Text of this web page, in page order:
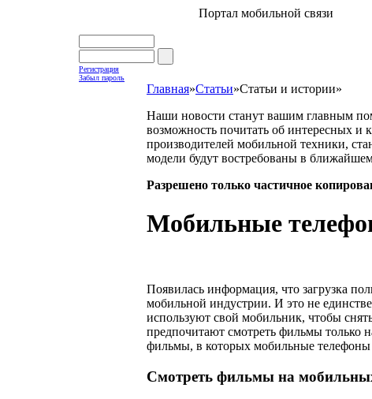
Портал мобильной связи
Регистрация
Забыл пароль
Главная»Статьи»Статьи и истории»
Наши новости станут вашим главным
возможность почитать об интересных и
производителей мобильной техники,
модели будут востребованы в
Разрешено только частичное
Мобильные
Появилась информация, что загрузка
мобильной индустрии. И это не
используют свой мобильник, чтобы
предпочитают смотреть фильмы только
фильмы, в которых мобильные
Смотреть фильмы на